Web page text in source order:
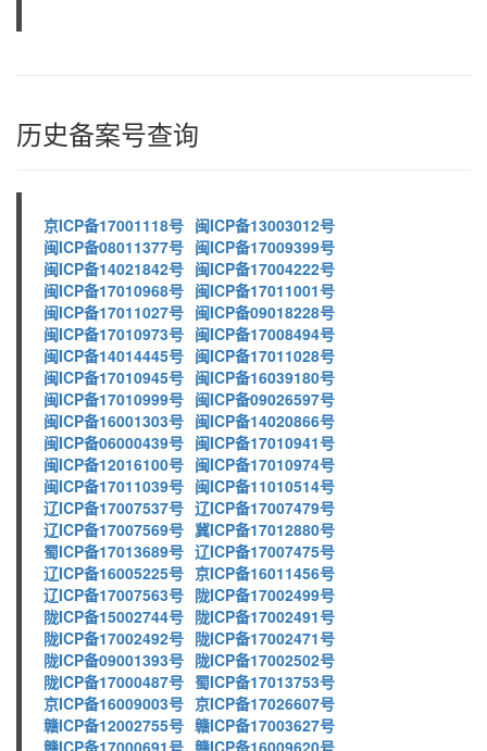
历史备案号查询
京ICP备17001118号 闽ICP备13003012号
闽ICP备08011377号 闽ICP备17009399号
闽ICP备14021842号 闽ICP备17004222号
闽ICP备17010968号 闽ICP备17011001号
闽ICP备17011027号 闽ICP备09018228号
闽ICP备17010973号 闽ICP备17008494号
闽ICP备14014445号 闽ICP备17011028号
闽ICP备17010945号 闽ICP备16039180号
闽ICP备17010999号 闽ICP备09026597号
闽ICP备16001303号 闽ICP备14020866号
闽ICP备06000439号 闽ICP备17010941号
闽ICP备12016100号 闽ICP备17010974号
闽ICP备17011039号 闽ICP备11010514号
辽ICP备17007537号 辽ICP备17007479号
辽ICP备17007569号 冀ICP备17012880号
蜀ICP备17013689号 辽ICP备17007475号
辽ICP备16005225号 京ICP备16011456号
辽ICP备17007563号 陇ICP备17002499号
陇ICP备15002744号 陇ICP备17002491号
陇ICP备17002492号 陇ICP备17002471号
陇ICP备09001393号 陇ICP备17002502号
陇ICP备17000487号 蜀ICP备17013753号
京ICP备16009003号 京ICP备17026607号
赣ICP备12002755号 赣ICP备17003627号
赣ICP备17000691号 赣ICP备16009620号